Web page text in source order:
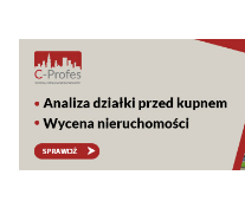
potrzeb – bez ryzyka,
formalności.